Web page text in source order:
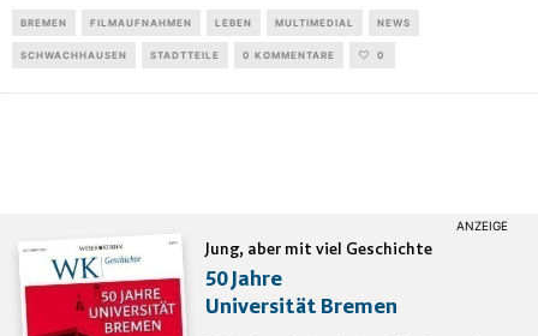
BREMEN FILMAUFNAHMEN LEBEN MULTIMEDIAL NEWS
SCHWACHHAUSEN STADTTEILE 0 KOMMENTARE 0
Jung, aber mit viel Geschichte
50 Jahre
Universität Bremen